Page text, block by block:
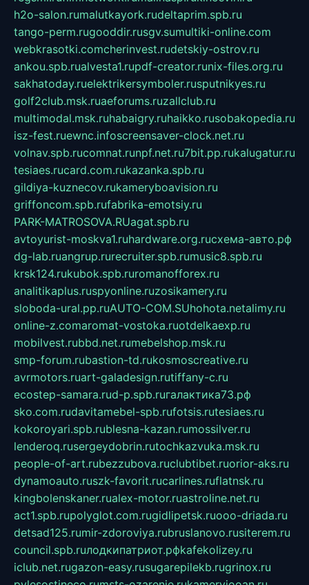
h2o-salon.rumalutkayork.rudeltaprim.spb.ru
tango-perm.rugooddir.rusgv.sumultiki-online.com
webkrasotki.comcherinvest.rudetskiy-ostrov.ru
ankou.spb.rualvesta1.rupdf-creator.runix-files.org.ru
sakhatoday.ruelektrikersymboler.rusputnikyes.ru
golf2club.msk.ruaeforums.ruzallclub.ru
multimodal.msk.ruhabaigry.ruhaikko.rusobakopedia.ru
isz-fest.ruewnc.infoscreensaver-clock.net.ru
volnav.spb.rucomnat.runpf.net.ru7bit.pp.rukalugatur.ru
tesiaes.rucard.com.rukazanka.spb.ru
gildiya-kuznecov.rukameryboavision.ru
griffoncom.spb.rufabrika-emotsiy.ru
PARK-MATROSOVA.RUagat.spb.ru
avtoyurist-moskva1.ruhardware.org.ruсхема-авто.рф
dg-lab.ruangrup.rurecruiter.spb.rumusic8.spb.ru
krsk124.rukubok.spb.ruromanofforex.ru
analitikaplus.ruspyonline.ruzosikamery.ru
sloboda-ural.pp.ruAUTO-COM.SUhohota.netalimy.ru
online-z.comaromat-vostoka.ruotdelkaexp.ru
mobilvest.rubbd.net.rumebelshop.msk.ru
smp-forum.rubastion-td.rukosmoscreative.ru
avrmotors.ruart-galadesign.rutiffany-c.ru
ecostep-samara.rud-p.spb.ruгалактика73.рф
sko.com.rudavitamebel-spb.rufotsis.rutesiaes.ru
kokoroyari.spb.rublesna-kazan.rumossilver.ru
lenderoq.rusergeydobrin.rutochkazvuka.msk.ru
people-of-art.rubezzubova.ruclubtibet.ruorior-aks.ru
dynamoauto.ruszk-favorit.rucarlines.ruflatnsk.ru
kingbolenskaner.rualex-motor.ruastroline.net.ru
act1.spb.rupolyglot.com.rugidlipetsk.ruooo-driada.ru
detsad125.rumir-zdoroviya.rubruslanovo.rusiterem.ru
council.spb.ruлодкипатриот.рфkafekolizey.ru
iclub.net.rugazon-easy.rusugarepilekb.rugrinox.ru